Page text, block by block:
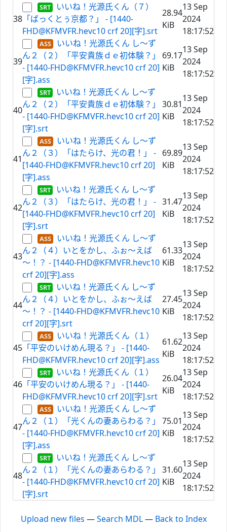
38
いいね！光源氏くん（７）
「ばっくとぅ京都？」 - [1440-
FHD@KFMVFR.hevc10 crf 20][字].srt
28.94
KiB
13 Sep
2024
18:17:52
39
いいね！光源氏くん し～ず
ん２（２）「平安貴族ｄｅ初体験？」
- [1440-FHD@KFMVFR.hevc10 crf 20]
[字].ass
69.17
KiB
13 Sep
2024
18:17:52
40
いいね！光源氏くん し～ず
ん２（２）「平安貴族ｄｅ初体験？」
- [1440-FHD@KFMVFR.hevc10 crf 20]
[字].srt
30.81
KiB
13 Sep
2024
18:17:52
41
いいね！光源氏くん し～ず
ん２（３）「はたらけ、光の君！」 -
[1440-FHD@KFMVFR.hevc10 crf 20]
[字].ass
69.89
KiB
13 Sep
2024
18:17:52
42
いいね！光源氏くん し～ず
ん２（３）「はたらけ、光の君！」 -
[1440-FHD@KFMVFR.hevc10 crf 20]
[字].srt
31.47
KiB
13 Sep
2024
18:17:52
43
いいね！光源氏くん し～ず
ん２（４）いとをかし、ふぉ～えば
～！？ - [1440-FHD@KFMVFR.hevc10
crf 20][字].ass
61.33
KiB
13 Sep
2024
18:17:52
44
いいね！光源氏くん し～ず
ん２（４）いとをかし、ふぉ～えば
～！？ - [1440-FHD@KFMVFR.hevc10
crf 20][字].srt
27.45
KiB
13 Sep
2024
18:17:52
45
いいね！光源氏くん（１）
「平安のいけめん現る？」 - [1440-
FHD@KFMVFR.hevc10 crf 20][字].ass
61.62
KiB
13 Sep
2024
18:17:52
46
いいね！光源氏くん（１）
「平安のいけめん現る？」 - [1440-
FHD@KFMVFR.hevc10 crf 20][字].srt
26.04
KiB
13 Sep
2024
18:17:52
47
いいね！光源氏くん し～ず
ん２（１）「光くんの妻あらわる？」
- [1440-FHD@KFMVFR.hevc10 crf 20]
[字].ass
75.01
KiB
13 Sep
2024
18:17:52
48
いいね！光源氏くん し～ず
ん２（１）「光くんの妻あらわる？」
- [1440-FHD@KFMVFR.hevc10 crf 20]
[字].srt
31.60
KiB
13 Sep
2024
18:17:52
Upload new files —Search MDL— Back to Index